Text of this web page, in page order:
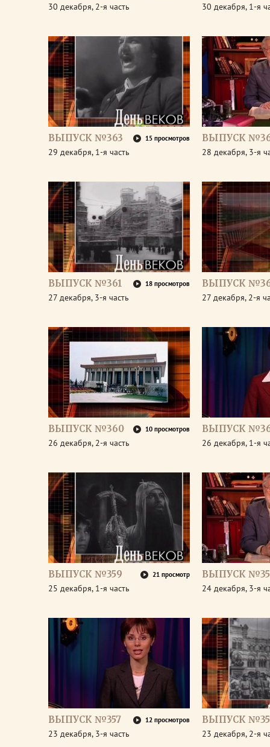
30 декабря, 2-я часть 30 декабря, 1-я
ВЫПУСК №363 15 просмотров
29 декабря, 1-я часть
ВЫПУСК
28 декабря, 3-я
ВЫПУСК №361 18 просмотров
27 декабря, 3-я часть
ВЫПУСК
27 декабря, 2-я
ВЫПУСК №360 10 просмотров
26 декабря, 2-я часть
ВЫПУСК
26 декабря, 1-я
ВЫПУСК №359 21 просмотр
25 декабря, 1-я часть
ВЫПУСК
24 декабря, 3-я
ВЫПУСК №357 12 просмотров
23 декабря, 3-я часть
ВЫПУСК
23 декабря, 2-я